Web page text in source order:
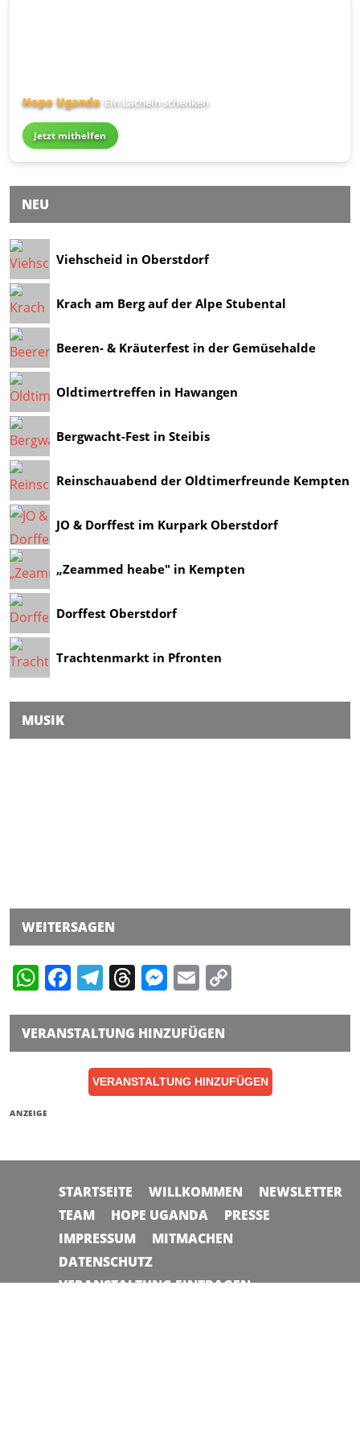
Hope Uganda Ein Lächeln schenken
Jetzt mithelfen
NEU
Viehscheid in Oberstdorf
Krach am Berg auf der Alpe Stubental
Beeren- & Kräuterfest in der Gemüsehalde
Oldtimertreffen in Hawangen
Bergwacht-Fest in Steibis
Reinschauabend der Oldtimerfreunde Kempten
JO & Dorffest im Kurpark Oberstdorf
„Zeammed heabe" in Kempten
Dorffest Oberstdorf
Trachtenmarkt in Pfronten
MUSIK
WEITERSAGEN
WhatsApp
Facebook
Telegram
Threads
Messenger
Email
VERANSTALTUNG HINZUFÜGEN
VERANSTALTUNG HINZUFÜGEN
ANZEIGE
STARTSEITE WILLKOMMEN
NEWSLETTER
TEAM
HOPE UGANDA
PRESSE
IMPRESSUM
MITMACHEN
DATENSCHUTZ
VERANSTALTUNG EINTRAGEN